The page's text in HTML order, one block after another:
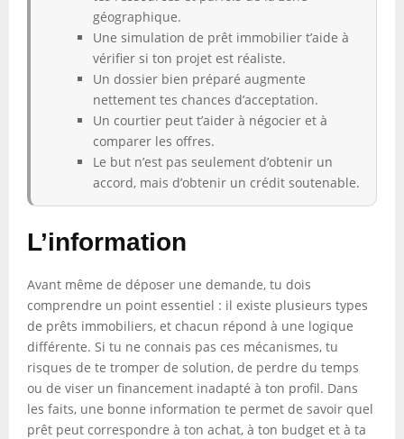
géographique.
Une simulation de prêt immobilier t’aide à
vérifier si ton projet est réaliste.
Un dossier bien préparé augmente
nettement tes chances d’acceptation.
Un courtier peut t’aider à négocier et à
comparer les offres.
Le but n’est pas seulement d’obtenir un
accord, mais d’obtenir un crédit soutenable.
L’information
Avant même de déposer une demande, tu dois
comprendre un point essentiel : il existe plusieurs types
de prêts immobiliers, et chacun répond à une logique
différente. Si tu ne connais pas ces mécanismes, tu
risques de te tromper de solution, de perdre du temps
ou de viser un financement inadapté à ton profil. Dans
les faits, une bonne information te permet de savoir quel
prêt peut correspondre à ton achat, à ton budget et à ta